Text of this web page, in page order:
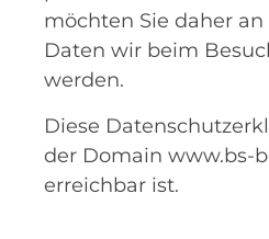
möchten Sie daher
Daten wir beim
werden.
Diese
der Domain www.bs-
erreichbar ist.